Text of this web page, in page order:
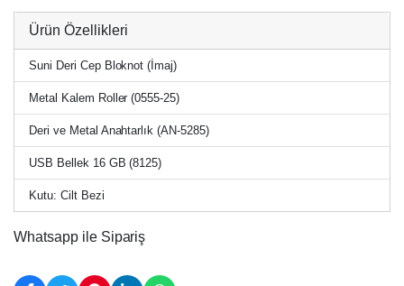
Ürün Özellikleri
Suni Deri Cep Bloknot (İmaj)
Metal Kalem Roller (0555-25)
Deri ve Metal Anahtarlık (AN-5285)
USB Bellek 16 GB (8125)
Kutu: Cilt Bezi
Whatsapp ile Sipariş